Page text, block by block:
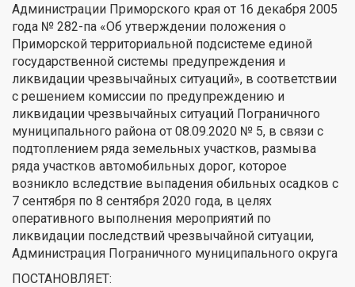
Администрации Приморского края от 16 декабря 2005
года № 282-па «Об утверждении положения о
Приморской территориальной подсистеме единой
государственной системы предупреждения и
ликвидации чрезвычайных ситуаций», в соответствии
с решением комиссии по предупреждению и
ликвидации чрезвычайных ситуаций Пограничного
муниципального района от 08.09.2020 № 5, в связи с
подтоплением ряда земельных участков, размыва
ряда участков автомобильных дорог, которое
возникло вследствие выпадения обильных осадков с
7 сентября по 8 сентября 2020 года, в целях
оперативного выполнения мероприятий по
ликвидации последствий чрезвычайной ситуации,
Администрация Пограничного муниципального округа
ПОСТАНОВЛЯЕТ: